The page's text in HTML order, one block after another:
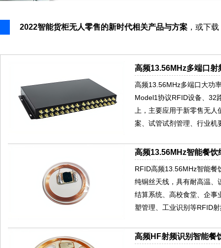
2022智能货柜无人零售的新时代相关产品与方案 ，或下
高频13.56MHz多端口
高频13.56MHz多端口大功
Model1协议RFID设备、32
上，主要应用于新零售无
案、试管试剂管理、行业机
高频13.56MHz智能餐
RFID高频13.56MHz智能餐
纯铜丝天线，具有耐高温、
结算系统、高校食堂、企事
塑管理、工业识别等RFID
高频HF射频识别智能餐